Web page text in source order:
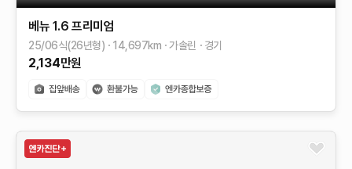
베뉴 1.6 프리미엄
25/06식(26년형) 14,697km 가솔린 경기
2,134만원